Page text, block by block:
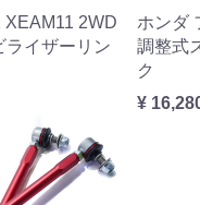
XEAM11 2WD
ライザーリン
ホンダ
調整式
ク
¥